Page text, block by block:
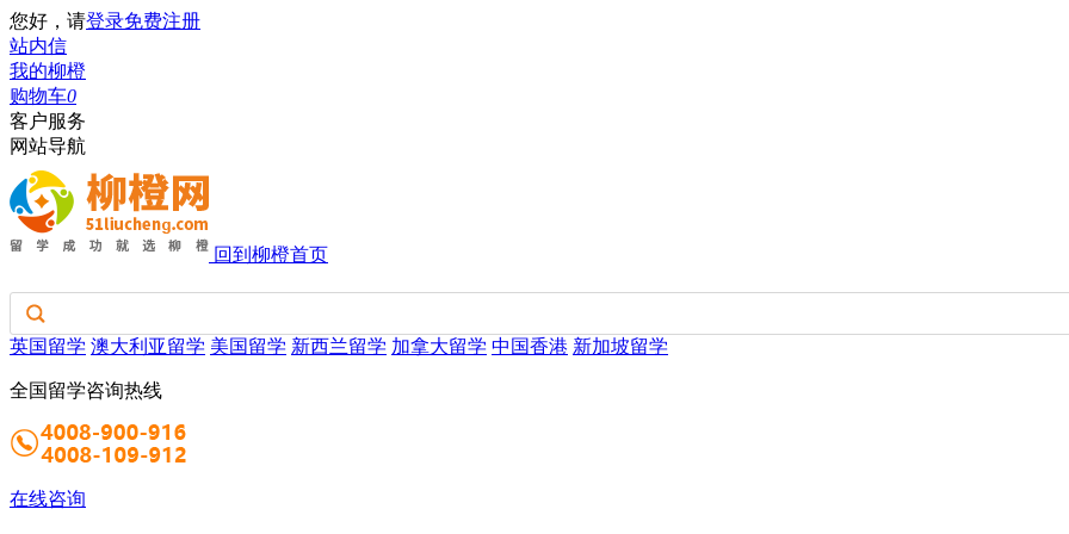
您好，请登录免费注册
站内信
我的柳橙
购物车0
客户服务
网站导航
回到柳橙首页
英国留学 澳大利亚留学 美国留学 新西兰留学 加拿大留学 中国香港 新加坡留学
全国留学咨询热线
在线咨询